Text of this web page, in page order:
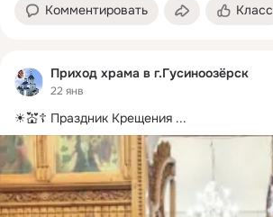
Комментировать Класс
Приход храма в г.Гусиноозёрск
22 янв
☀💒☦ Праздник Крещения ...